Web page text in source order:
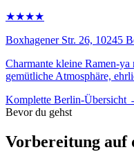
★★★★
Boxhagener Str. 26, 10245
Charmante kleine Ramen-
gemütliche Atmosphäre,
Komplette Berlin-Übersicht
Bevor du gehst
Vorbereitung auf